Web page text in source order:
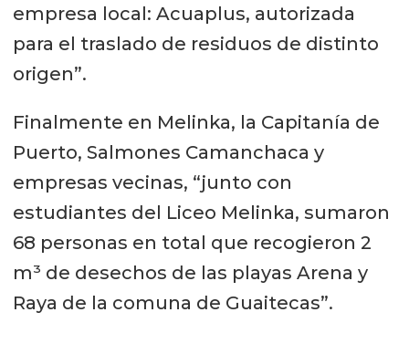
empresa local: Acuaplus, autorizada
para el traslado de residuos de distinto
origen”.
Finalmente en Melinka, la Capitanía de
Puerto, Salmones Camanchaca y
empresas vecinas, “junto con
estudiantes del Liceo Melinka, sumaron
68 personas en total que recogieron 2
m³ de desechos de las playas Arena y
Raya de la comuna de Guaitecas”.